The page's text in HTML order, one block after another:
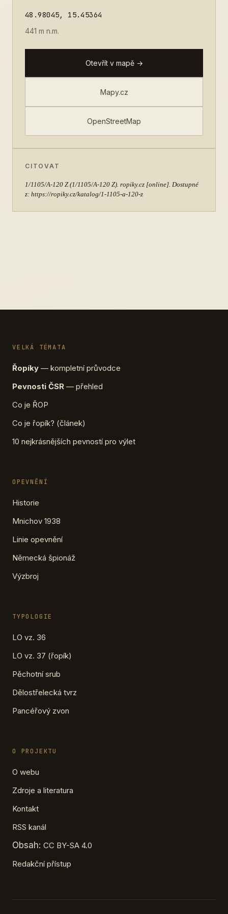
48.98045, 15.45364
441 m n.m.
Otevřít v mapě →
Mapy.cz
OpenStreetMap
CITOVAT
1/1105/A-120 Z(1/1105/A-120 Z). ropiky.cz [online]. Dostupné
z: https://ropiky.cz/katalog/1-1105-a-120-z
VELKÁ TÉMATA
Řopíky — kompletní průvodce
Pevnosti ČSR — přehled
Co je ŘOP
Co je řopík? (článek)
10 nejkrásnějších pevností pro výlet
OPEVNĚNÍ
Historie
Mnichov 1938
Linie opevnění
Německá špionáž
Výzbroj
TYPOLOGIE
LO vz. 36
LO vz. 37 (řopík)
Pěchotní srub
Dělostřelecká tvrz
Pancéřový zvon
O PROJEKTU
O webu
Zdroje a literatura
Kontakt
RSS kanál
Obsah: CC BY-SA 4.0
Redakční přístup